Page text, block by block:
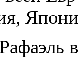
Рафаэль